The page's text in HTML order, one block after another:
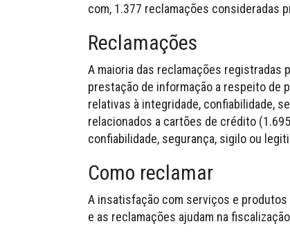
com, 1.377 reclamações consideradas
Reclamações
A maioria das reclamações registradas
prestação de informação a respeito de
relativas à integridade, confiabilidade,
relacionados a cartões de crédito
confiabilidade, segurança, sigilo ou
Como reclamar
A insatisfação com serviços e
e as reclamações ajudam na